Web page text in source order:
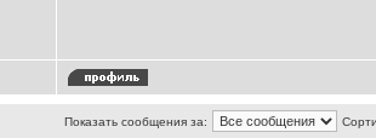
Показать сообщения за: